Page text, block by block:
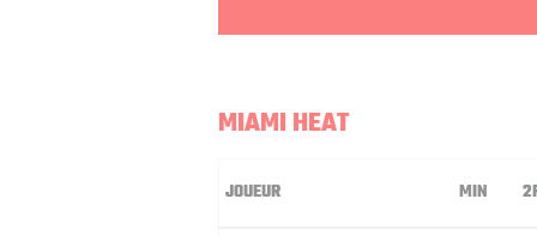
MIAMI HEAT
JOUEUR MIN